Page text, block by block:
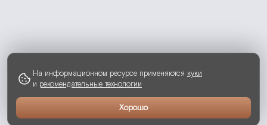
На информационном ресурсе применяются куки
и рекомендательные технологии
Хорошо